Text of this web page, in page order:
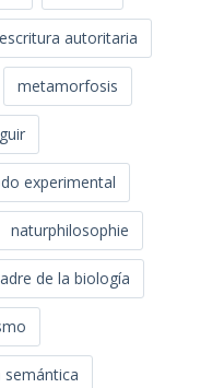
autoritaria
metamorfosis
experimental
naturphilosophie
de la biología